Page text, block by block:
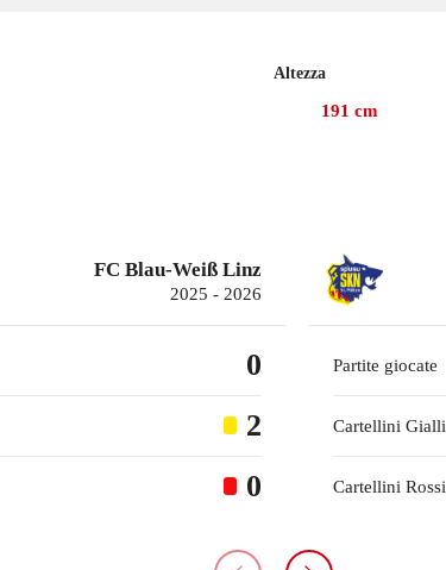
Altezza
191 cm
FC Blau-Weiß Linz
2025 - 2026
0
2
0
Partite giocate
Cartellini Gialli
Cartellini Rossi